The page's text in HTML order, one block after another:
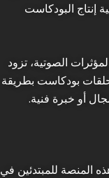
إنتاج البودكاست
الصوتية، تزود
حلقات بودكاست بطريقة
أو خبرة فنية.
المنصة للمبتدئين في